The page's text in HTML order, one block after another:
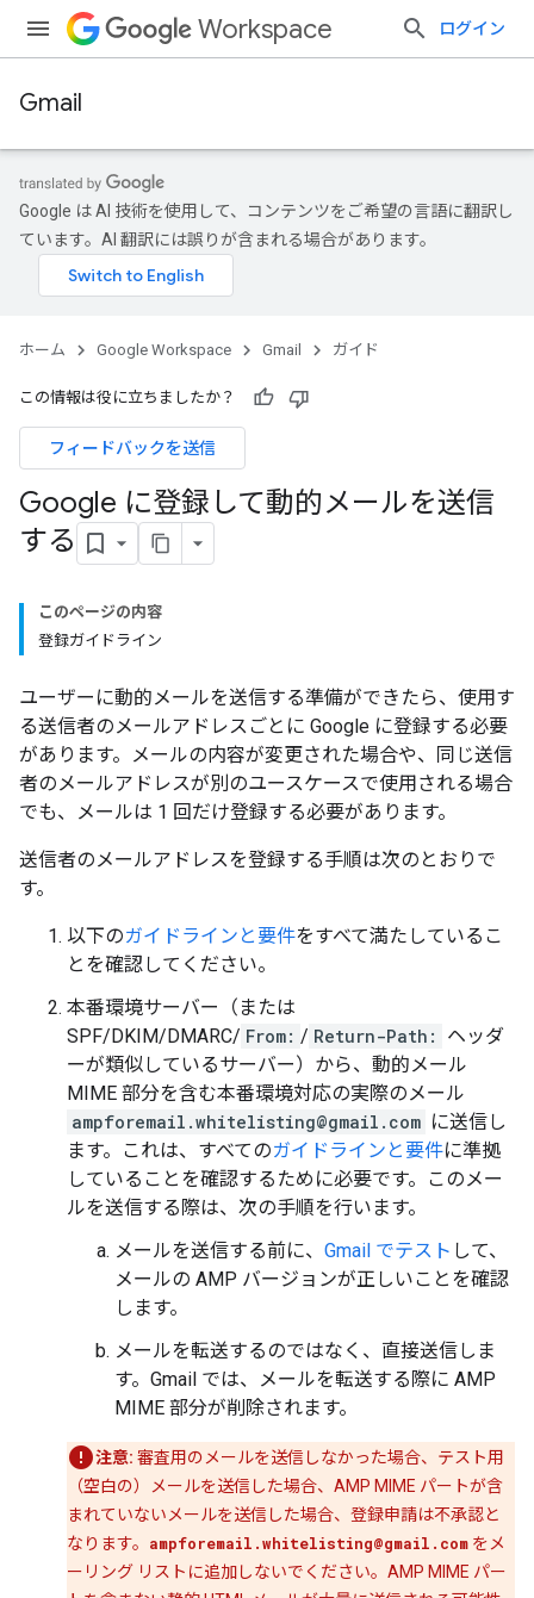
Workspace ログイン
Gmail
Google は AI 技術を使用して、コンテンツをご希望の言語に翻訳し
ています。AI 翻訳には誤りが含まれる場合があります。
ホーム Google Workspace Gmail ガイド
この情報は役に立ちましたか？
フィードバックを送信
Google に登録して動的メールを送信
する
このページの内容
登録ガイドライン
ユーザーに動的メールを送信する準備ができたら、使用す
る送信者のメールアドレスごとに Google に登録する必要
があります。メールの内容が変更された場合や、同じ送信
者のメールアドレスが別のユースケースで使用される場合
でも、メールは 1 回だけ登録する必要があります。
送信者のメールアドレスを登録する手順は次のとおりで
す。
以下のガイドラインと要件をすべて満たしているこ
とを確認してください。
本番環境サーバー（または
SPF/DKIM/DMARC/ From: / Return-Path:
ヘッダ
ーが類似しているサーバー）から、動的メール
MIME 部分を含む本番環境対応の実際のメール
ampforemail.whitelisting@gmail.com に送信し
ます。これは、すべてのガイドラインと要件に準拠
していることを確認するために必要です。このメー
ルを送信する際は、次の手順を行います。
メールを送信する前に、 Gmail でテスト して、
メールの AMP バージョンが正しいことを確認
します。
メールを転送するのではなく、直接送信しま
す。Gmail では、メールを転送する際に AMP
MIME 部分が削除されます。
注意: 審査用のメールを送信しなかった場合、テスト用
（空白の）メールを送信した場合、AMP MIME パートが含
まれていないメールを送信した場合、登録申請は不承認と
なります。 ampforemail.whitelisting@gmail.com をメ
ーリング リストに追加しないでください。AMP MIME パー